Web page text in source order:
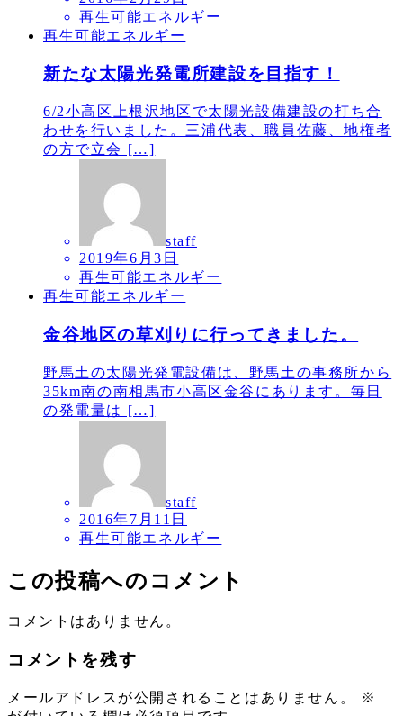
再生可能エネルギー
再生可能エネルギー
新たな太陽光発電所建設を目指す！
6/2小高区上根沢地区で太陽光設備建設の打ち合
わせを行いました。三浦代表、職員佐藤、地権者
の方で立会 […]
staff
2019年6月3日
再生可能エネルギー
再生可能エネルギー
金谷地区の草刈りに行ってきました。
野馬土の太陽光発電設備は、野馬土の事務所から
35km南の南相馬市小高区金谷にあります。毎日
の発電量は […]
staff
2016年7月11日
再生可能エネルギー
この投稿へのコメント
コメントはありません。
コメントを残す
メールアドレスが公開されることはありません。
※